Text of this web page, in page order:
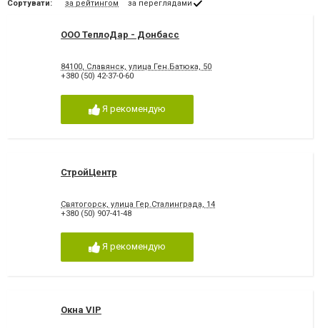
Сортувати: за рейтингом за переглядами
ООО ТеплоДар - Донбасс
84100, Славянск, улица Ген.Батюка, 50
+380 (50) 42-37-0-60
Я рекомендую
СтройЦентр
Святогорск, улица Гер.Сталинграда, 14
+380 (50) 907-41-48
Я рекомендую
Окна VIP